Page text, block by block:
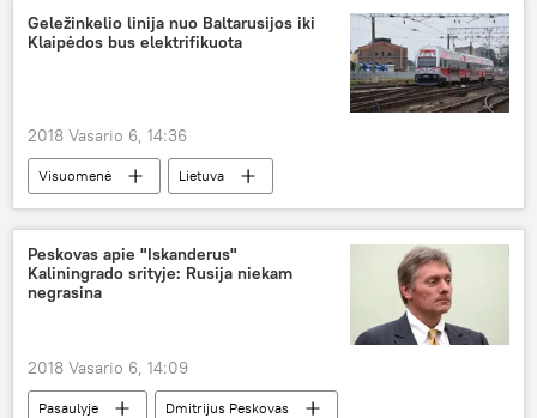
Geležinkelio linija nuo Baltarusijos iki
Klaipėdos bus elektrifikuota
2018 Vasario 6, 14:36
Visuomenė
Lietuva
Lietuvos geležinkeliai
Peskovas apie "Iskanderus"
Kaliningrado srityje: Rusija niekam
negrasina
2018 Vasario 6, 14:09
Pasaulyje
Dmitrijus Peskovas